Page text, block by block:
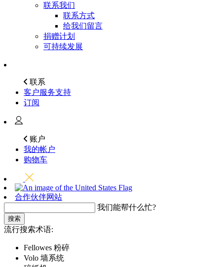
联系我们
联系方式
给我们留言
捐赠计划
可持续发展
联系
客户服务支持
订阅
账户
我的帐户
购物车
合作伙伴网站
我们能帮什么忙?
搜索
流行搜索术语:
Fellowes 粉碎
Volo 墙系统